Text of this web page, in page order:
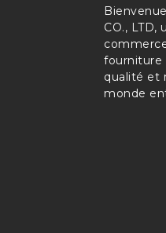
CO., LTD,
fourniture
qualité et
monde